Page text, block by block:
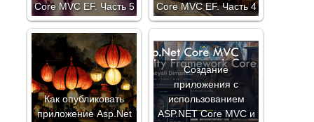
Core MVC EF. Часть 5
Core MVC EF. Часть 4
Как опубликовать
приложение Asp.Net
Создание
приложения с
использованием
ASP.NET Core MVC и